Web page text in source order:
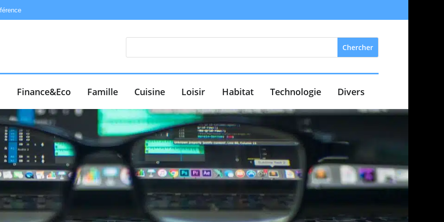
Finance&Eco Famille Cuisine Loisir Habitat Technologie Divers